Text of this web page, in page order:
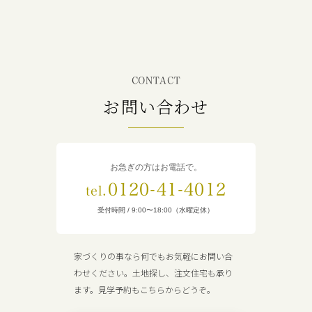
CONTACT
お問い合わせ
お急ぎの方はお電話で。
tel. 0120-41-4012
受付時間 / 9:00〜18:00（水曜定休）
家づくりの事なら何でもお気軽にお問い合
わせください。土地探し、注文住宅も承り
ます。見学予約もこちらからどうぞ。